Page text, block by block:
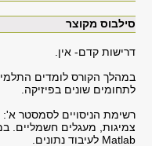
סילבוס מקוצר
דרישות קדם- אין.
במהלך הקורס לומדים
לתחומים שונים בפיזיקה.
רשימת הניסויים לסמסטר א':
צמיגות, מעגלים חשמליים.
Matlab לעיבוד נתונים.